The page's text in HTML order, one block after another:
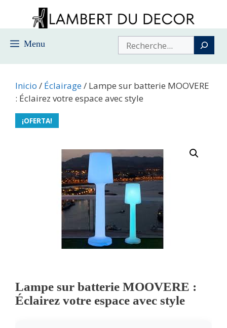
contenido
Menu Buscar
Inicio / Éclairage/ Lampe sur batterie MOOVERE
: Éclairez votre espace avec style
¡OFERTA!
Lampe sur batterie MOOVERE :
Éclairez votre espace avec style